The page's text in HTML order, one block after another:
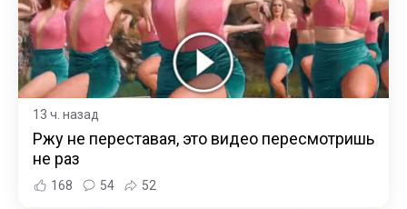
13 ч. назад
Ржу не переставая, это видео пересмотришь
не раз
168 54 52